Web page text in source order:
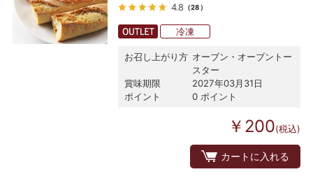
4.8 （28）
冷凍
お召し上がり方 オーブン・オーブントー
スター
賞味期限
2027年03月31日
ポイント
0 ポイント
￥200(税込)
カートに入れる